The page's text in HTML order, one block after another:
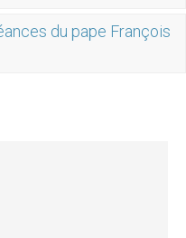
du pape François